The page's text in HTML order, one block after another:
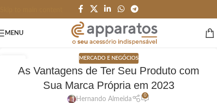
MENU
MERCADO E NEGÓCIOS
As Vantagens de Ter Seu Produto com
Sua Marca Própria em 2023
Hernando Almeida
0